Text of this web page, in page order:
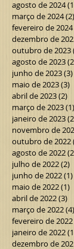
agosto de 2024
março de 2024(2)
fevereiro de 2024
dezembro de
outubro de 2023
agosto de 2023
junho de 2023(3)
maio de 2023(3)
abril de 2023(2)
março de 2023(1)
janeiro de 2023
novembro de
outubro de 2022
agosto de 2022
julho de 2022(2)
junho de 2022(1)
maio de 2022(1)
abril de 2022(3)
março de 2022(4)
fevereiro de 2022
janeiro de 2022
dezembro de